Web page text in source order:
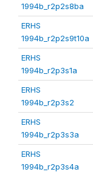
1994b_r2p2s8ba
ERHS
1994b_r2p2s9t10a
ERHS
1994b_r2p3s1a
ERHS
1994b_r2p3s2
ERHS
1994b_r2p3s3a
ERHS
1994b_r2p3s4a